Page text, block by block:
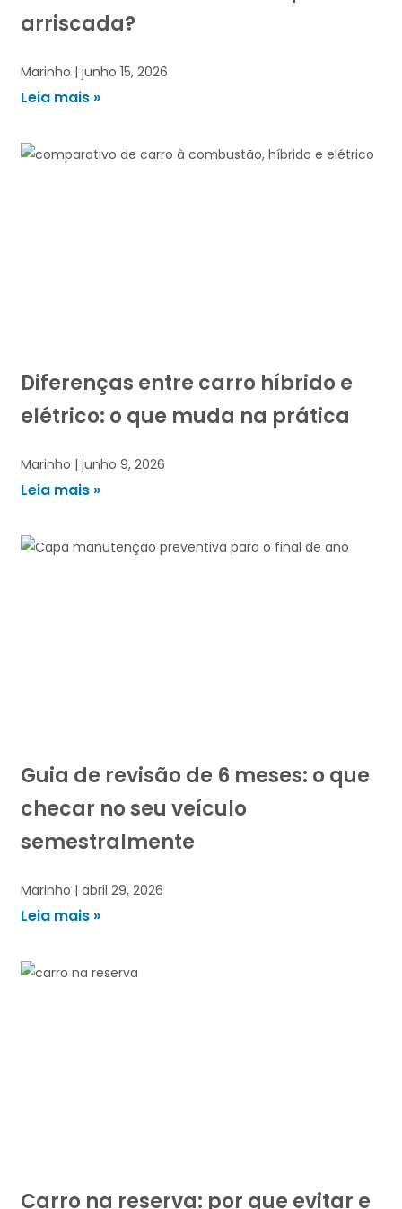
arriscada?
Marinho junho 15, 2026
Leia mais »
Diferenças entre carro híbrido e
elétrico: o que muda na prática
Marinho junho 9, 2026
Leia mais »
Guia de revisão de 6 meses: o que
checar no seu veículo
semestralmente
Marinho abril 29, 2026
Leia mais »
Carro na reserva: por que evitar e